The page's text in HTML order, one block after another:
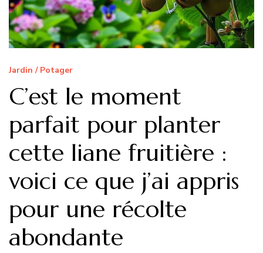
Jardin / Potager
C’est le moment
parfait pour planter
cette liane fruitière :
voici ce que j’ai appris
pour une récolte
abondante